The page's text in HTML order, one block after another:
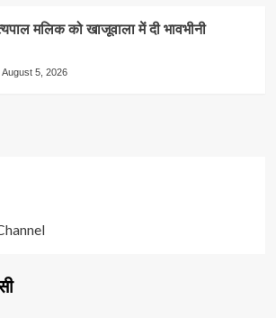
मलिक को खाजूवाला में दी भावभीनी
August 5, 2026